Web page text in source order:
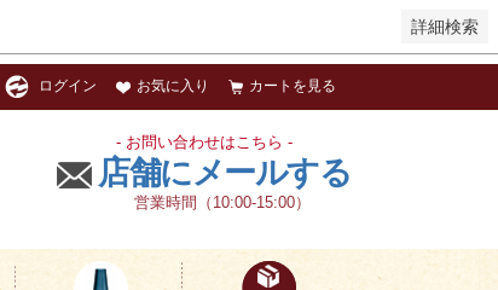
詳細検索
ログイン お気に入り カートを見る
- お問い合わせはこちら -
店舗にメールする
営業時間（10:00-15:00）